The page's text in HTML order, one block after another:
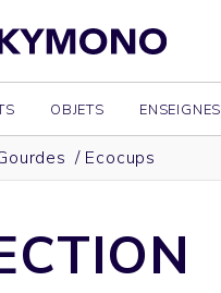
OBJETS ENSEIGNES
/ Ecocups